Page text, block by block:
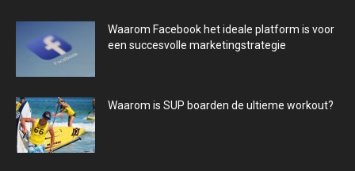
Waarom Facebook het ideale platform is voor
een succesvolle marketingstrategie
Waarom is SUP boarden de ultieme workout?